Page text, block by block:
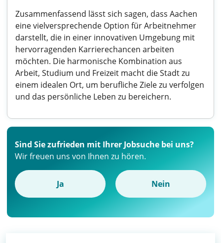
Zusammenfassend lässt sich sagen, dass Aachen
eine vielversprechende Option für Arbeitnehmer
darstellt, die in einer innovativen Umgebung mit
hervorragenden Karrierechancen arbeiten
möchten. Die harmonische Kombination aus
Arbeit, Studium und Freizeit macht die Stadt zu
einem idealen Ort, um berufliche Ziele zu verfolgen
und das persönliche Leben zu bereichern.
Sind Sie zufrieden mit Ihrer Jobsuche bei uns?
Wir freuen uns von Ihnen zu hören.
Ja Nein